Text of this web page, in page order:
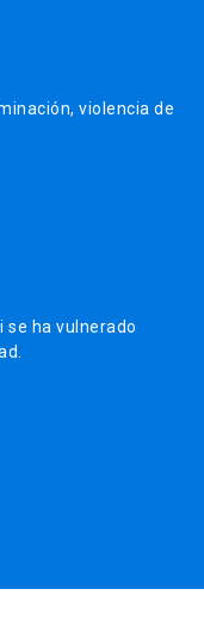
violencia de
se ha vulnerado